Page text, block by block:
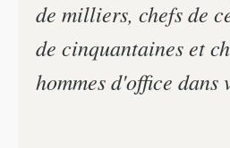
de milliers, chefs de
de cinquantaines et
hommes d'office dans